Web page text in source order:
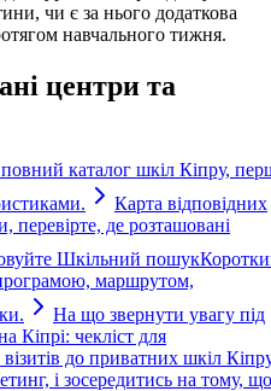
чи є за нього додаткова
навчального тижня.
центри та
каталог шкіл Кіпру,
Карта відповідних
перевірте, де розташовані
Шкільний пошук
маршрутом,
На що звернути увагу під
Кіпрі: чекліст для
до приватних шкіл
і зосередитись на тому, що